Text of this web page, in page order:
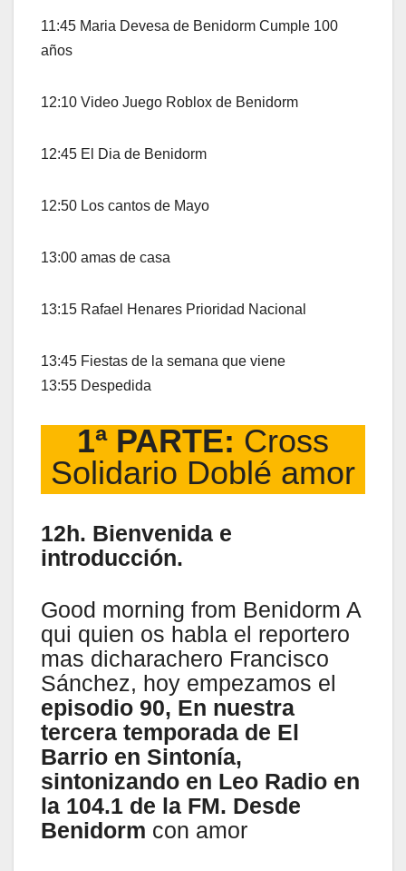
11:45 Maria Devesa de Benidorm Cumple 100
años
12:10 Video Juego Roblox de Benidorm
12:45 El Dia de Benidorm
12:50 Los cantos de Mayo
13:00 amas de casa
13:15 Rafael Henares Prioridad Nacional
13:45 Fiestas de la semana que viene
13:55 Despedida
1ª PARTE: Cross
Solidario Doblé amor
12h. Bienvenida e
introducción.
Good morning from Benidorm A
qui quien os habla el reportero
mas dicharachero Francisco
Sánchez, hoy empezamos el
episodio 90, En nuestra
tercera temporada de El
Barrio en Sintonía,
sintonizando en Leo Radio en
la 104.1 de la FM. Desde
Benidorm con amor